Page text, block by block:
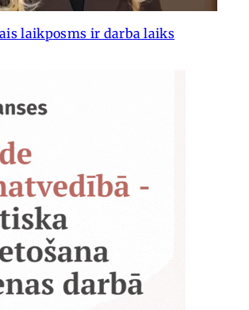
laikposms ir darba laiks